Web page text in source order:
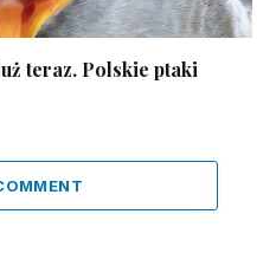
teraz. Polskie ptaki